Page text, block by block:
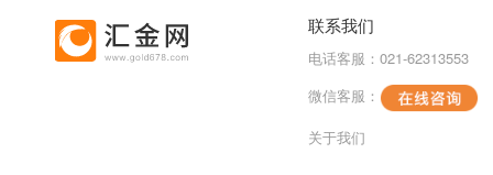
联系我们
电话客服：021-62313553
微信客服：
关于我们